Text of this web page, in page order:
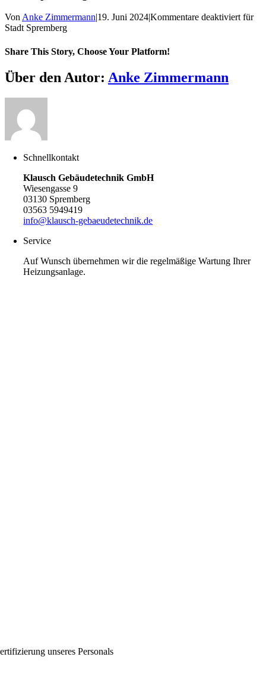
VonAnke Zimmermann|19. Juni 2024|Kommentare deaktiviertfür
Stadt Spremberg
Share This Story, Choose Your Platform!
Über den Autor: Anke Zimmermann
Schnellkontakt
Klausch Gebäudetechnik GmbH
Wiesengasse 9
03130 Spremberg
03563 5949419
info@klausch-gebaeudetechnik.de
Service
Auf Wunsch übernehmen wir die regelmäßige Wartung Ihrer
Heizungsanlage.
unseres Personals